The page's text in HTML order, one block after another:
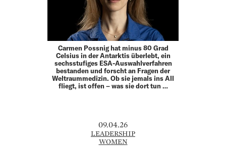
Carmen Possnig hat minus 80 Grad
Celsius in der Antarktis überlebt, ein
sechsstufiges ESA-Auswahlverfahren
bestanden und forscht an Fragen der
Weltraummedizin. Ob sie jemals ins All
fliegt, ist offen – was sie dort tun …
09.04.26
LEADERSHIP
WOMEN